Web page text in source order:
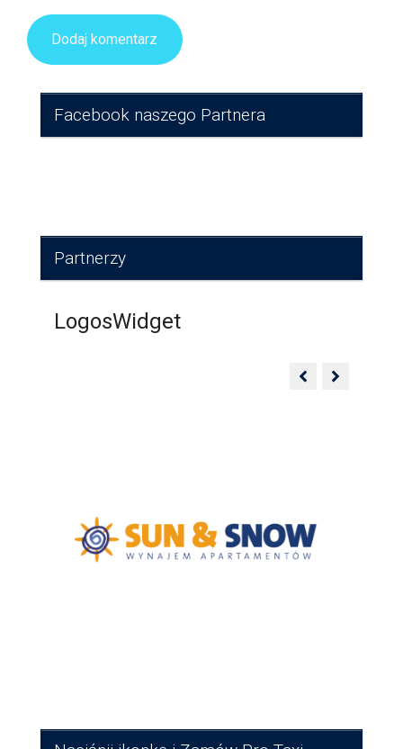
Facebook naszego Partnera
Partnerzy
LogosWidget